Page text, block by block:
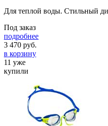
Для теплой воды. Стильный
Под заказ
подробнее
3 470 руб.
в корзину
11 уже
купили